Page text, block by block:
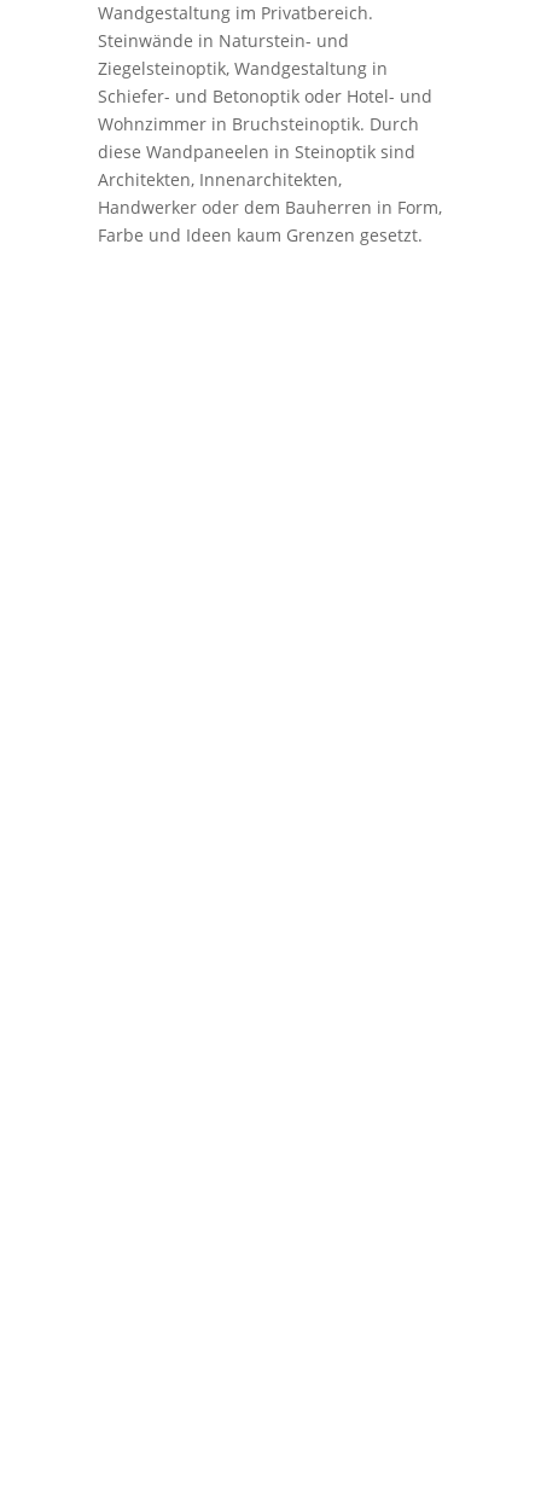
Wandgestaltung im Privatbereich.
Steinwände in Naturstein- und
Ziegelsteinoptik, Wandgestaltung in
Schiefer- und Betonoptik oder Hotel- und
Wohnzimmer in Bruchsteinoptik. Durch
diese Wandpaneelen in Steinoptik sind
Architekten, Innenarchitekten,
Handwerker oder dem Bauherren in Form,
Farbe und Ideen kaum Grenzen gesetzt.